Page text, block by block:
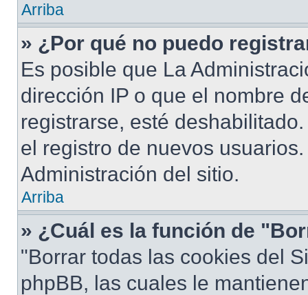
Arriba
» ¿Por qué no puedo
Es posible que La
dirección IP o que el nombre
registrarse, esté
el registro de nuevos
Administración del sitio.
Arriba
» ¿Cuál es la función de
"Borrar todas las cookies del
phpBB, las cuales le